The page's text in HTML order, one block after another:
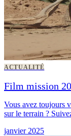
ACTUALITÉ
Film mission
Vous avez toujours
sur le terrain ?
janvier 2025